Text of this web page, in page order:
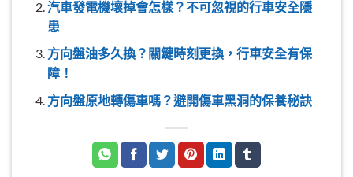
汽車發電機壞掉會怎樣？不可忽視的行車安全隱
患
方向盤油多久換？關鍵時刻更換，行車安全有保
障！
方向盤原地轉傷車嗎？避開傷車黑洞的保養秘訣